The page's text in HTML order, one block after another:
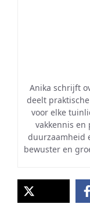
Anika schrijft
deelt
voor elke
vakkennis en
duurzaamheid
bewuster en